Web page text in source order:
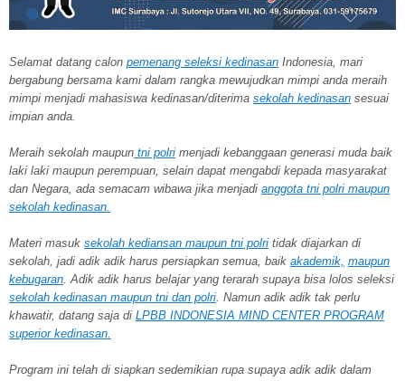
Selamat datang calon pemenang seleksi kedinasan Indonesia, mari
bergabung bersama kami dalam rangka mewujudkan mimpi anda meraih
mimpi menjadi mahasiswa kedinasan/diterima sekolah kedinasan sesuai
impian anda.
Meraih sekolah maupun tni polri menjadi kebanggaan generasi muda baik
laki laki maupun perempuan, selain dapat mengabdi kepada masyarakat
dan Negara, ada semacam wibawa jika menjadi anggota tni polri maupun
sekolah kedinasan.
Materi masuk sekolah kediansan maupun tni polri tidak diajarkan di
sekolah, jadi adik adik harus persiapkan semua, baik akademik, maupun
kebugaran . Adik adik harus belajar yang terarah supaya bisa lolos seleksi
sekolah kedinasan maupun tni dan polri . Namun adik adik tak perlu
khawatir, datang saja di LPBB INDONESIA MIND CENTER PROGRAM
superior kedinasan.
Program ini telah di siapkan sedemikian rupa supaya adik adik dalam